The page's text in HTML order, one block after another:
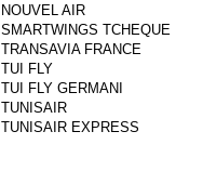
NOUVEL AIR
SMARTWINGS TCHEQUE
TRANSAVIA FRANCE
TUI FLY
TUI FLY GERMANI
TUNISAIR
TUNISAIR EXPRESS